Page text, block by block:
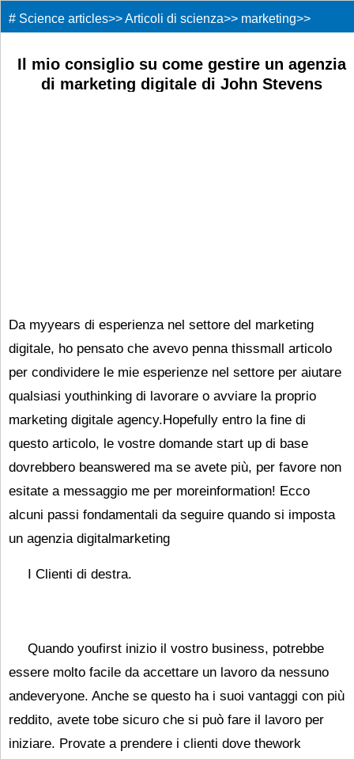
# Science articles>>Articoli di scienza>> marketing>>
Il mio consiglio su come gestire un agenzia
di marketing digitale di John Stevens
Da myyears di esperienza nel settore del marketing
digitale, ho pensato che avevo penna thissmall articolo
per condividere le mie esperienze nel settore per aiutare
qualsiasi youthinking di lavorare o avviare la proprio
marketing digitale agency.Hopefully entro la fine di
questo articolo, le vostre domande start up di base
dovrebbero beanswered ma se avete più, per favore non
esitate a messaggio me per moreinformation! Ecco
alcuni passi fondamentali da seguire quando si imposta
un agenzia digitalmarketing
I Clienti di destra.
Quando youfirst inizio il vostro business, potrebbe
essere molto facile da accettare un lavoro da nessuno
andeveryone. Anche se questo ha i suoi vantaggi con più
reddito, avete tobe sicuro che si può fare il lavoro per
iniziare. Provate a prendere i clienti dove thework